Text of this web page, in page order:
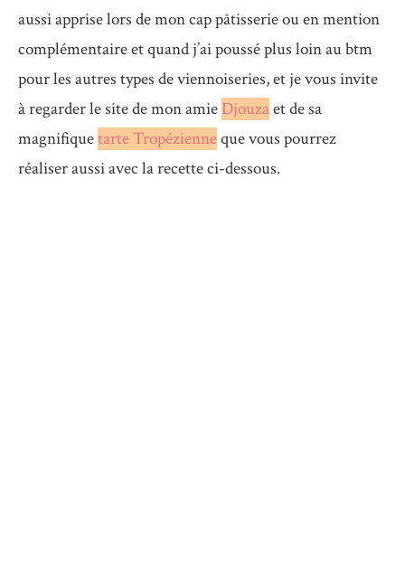
aussi apprise lors de mon cap pâtisserie ou en mention
complémentaire et quand j’ai poussé plus loin au btm
pour les autres types de viennoiseries, et je vous invite
à regarder le site de mon amie Djouzaet de sa
magnifiquetarte Tropézienneque vous pourrez
réaliser aussi avec la recette ci-dessous.